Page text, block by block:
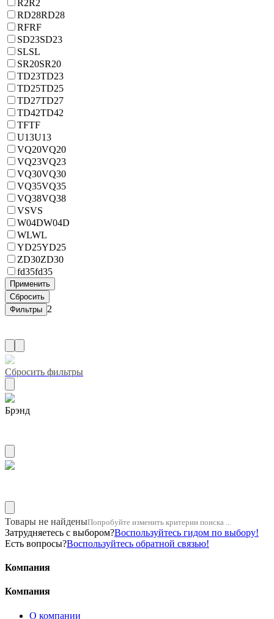
R2R2
RD28RD28
RFRF
SD23SD23
SLSL
SR20SR20
TD23TD23
TD25TD25
TD27TD27
TD42TD42
TFTF
U13U13
VQ20VQ20
VQ23VQ23
VQ30VQ30
VQ35VQ35
VQ38VQ38
VSVS
W04DW04D
WLWL
YD25YD25
ZD30ZD30
fd35fd35
2
Сбросить фильтры
Брэнд
Товары не найденыПопробуйте изменить критерии поиска ...
Затрудняетесь с выбором?Воспользуйтесь гидом по выбору!
Есть вопросы?Воспользуйтесь обратной связью!
Компания
Компания
О компании